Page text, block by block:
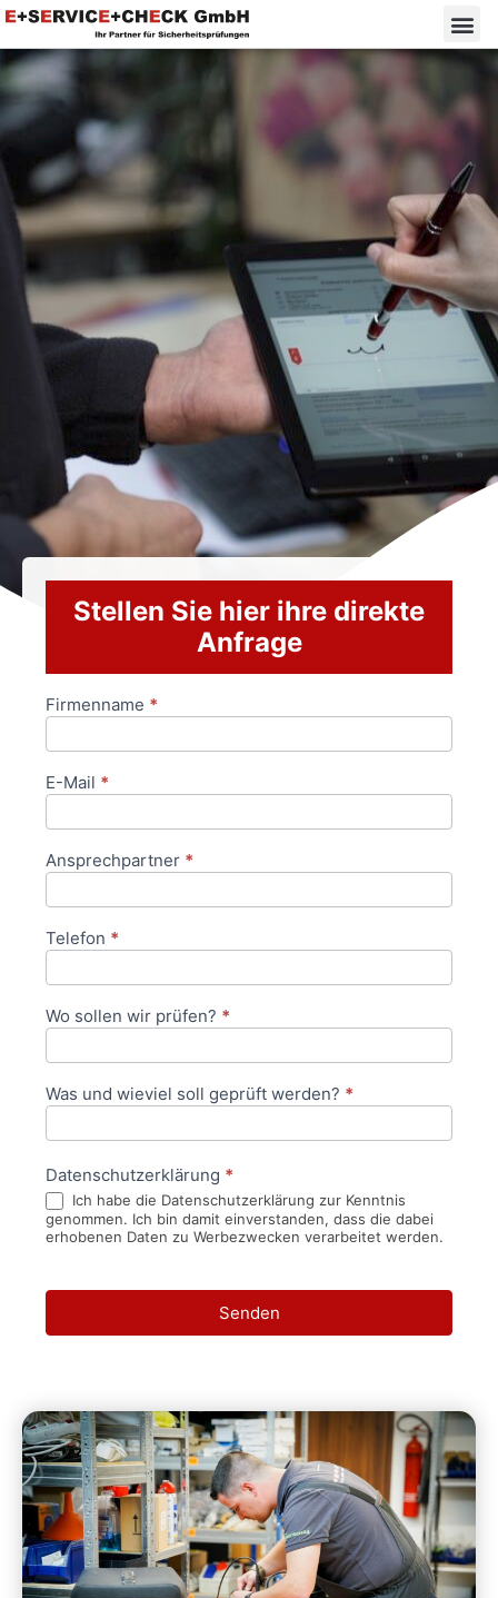
Stellen Sie hier ihre direkte
Anfrage
Anfrageformular
Firmenname *
E-Mail *
Ansprechpartner *
Telefon *
Wo sollen wir prüfen? *
Was und wieviel soll geprüft werden? *
Datenschutzerklärung *
Ich habe die Datenschutzerklärung zur Kenntnis
genommen. Ich bin damit einverstanden, dass die dabei
erhobenen Daten zu Werbezwecken verarbeitet werden.
Senden